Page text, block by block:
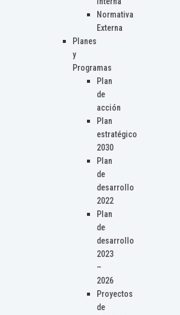
Normativa
Externa
Planes
y
Programas
Plan
de
acción
Plan
estratégico
2030
Plan
de
desarrollo
2022
Plan
de
desarrollo
2023
–
2026
Proyectos
de